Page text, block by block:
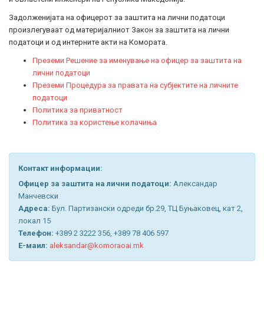
Задолженијата на офицерот за заштита на лични податоци
произлегуваат од материјалниот Закон за заштита на лични
податоци и од интерните акти на Комората.
Преземи Решение за именување на офицер за заштита на
лични податоци
Преземи Процедура за правата на субјектите на личните
податоци
Политика за приватност
Политика за користење колачиња
Контакт информации:
Офицер за заштита на лични податоци: Александар
Манчевски
Адреса: Бул. Партизански одреди бр.29, ТЦ Буњаковец, кат 2,
локал 15
Телефон: +389 2 3222 356, +389 78 406 597
Е-маил: aleksandar@komoraoai.mk